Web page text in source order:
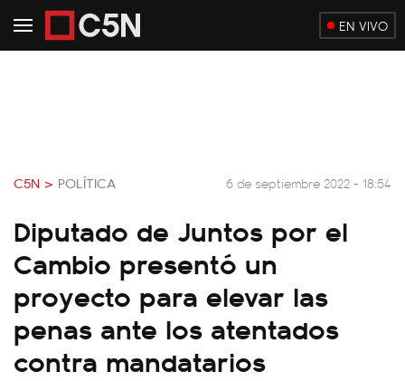
EN VIVO
C5N > POLÍTICA 6 de septiembre 2022 - 18:54
Diputado de Juntos por el
Cambio presentó un
proyecto para elevar las
penas ante los atentados
contra mandatarios